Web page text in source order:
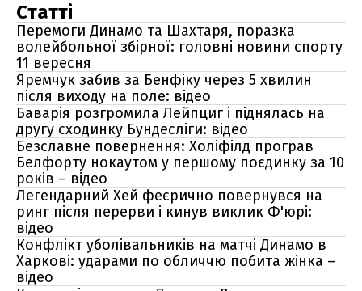
Статті
Перемоги Динамо та Шахтаря, поразка
волейбольної збірної: головні новини спорту
11 вересня
Яремчук забив за Бенфіку через 5 хвилин
після виходу на поле: відео
Баварія розгромила Лейпциг і піднялась на
другу сходинку Бундесліги: відео
Безславне повернення: Холіфілд програв
Белфорту нокаутом у першому поєдинку за 10
років – відео
Легендарний Хей феєрично повернувся на
ринг після перерви і кинув виклик Ф'юрі:
відео
Конфлікт уболівальників на матчі Динамо в
Харкові: ударами по обличчю побита жінка –
відео